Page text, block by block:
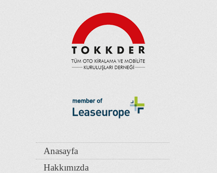
Anasayfa
Hakkımızda